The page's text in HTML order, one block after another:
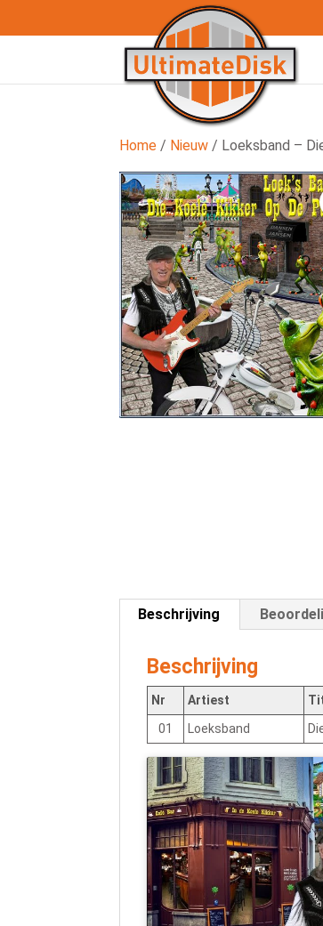
Home / Nieuw / Loeksband –
Beschrijving
Beschrijving
Nr Artiest
01
Loeksband